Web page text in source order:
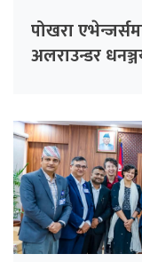
पोखरा
अलराउन्डर